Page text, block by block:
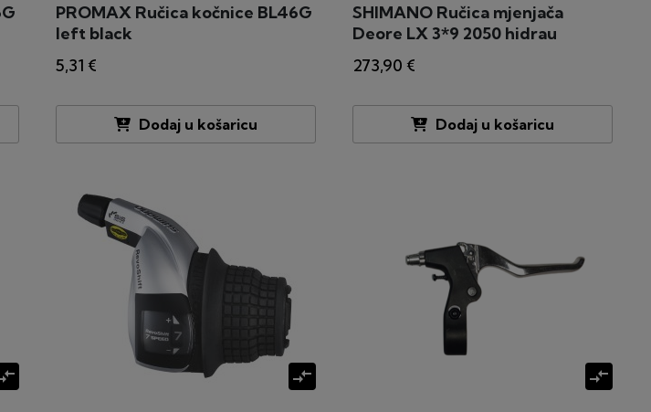
PROMAX Ručica kočnice BL46G
left black
5,31 €
Dodaj u košaricu
SHIMANO Ručica mjenjača
Deore LX 3*9 2050 hidrau
273,90 €
Dodaj u košaricu
compare_arrows compare_arrows